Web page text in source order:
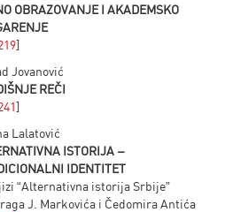
OBRAZOVANJE I AKADEMSKO
]
Jovanović
REČI
]
Lalatović
ISTORIJA –
IDENTITET
“Alternativna istorija Srbije”
J. Markovića i Čedomira Antića